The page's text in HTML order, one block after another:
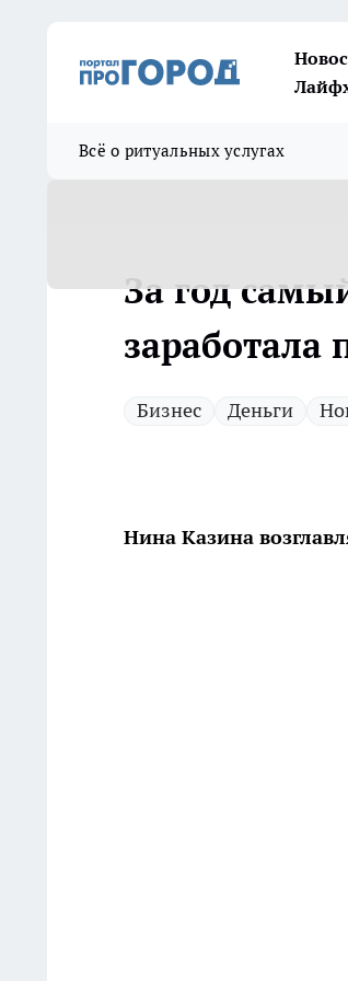
Всё о ритуальных услугах
За год
заработала
Бизнес Деньги
Нина Казина